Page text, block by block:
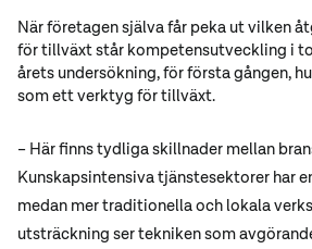
När företagen själva får peka ut vilken
för tillväxt står kompetensutveckling i
årets undersökning, för första gången,
som ett verktyg för tillväxt.
– Här finns tydliga skillnader mellan
Kunskapsintensiva tjänstesektorer har
medan mer traditionella och lokala
utsträckning ser tekniken som